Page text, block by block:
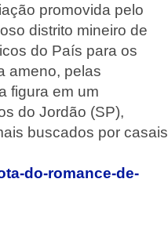
promovida pelo
distrito mineiro de
do País para os
ameno, pelas
figura em um
do Jordão (SP),
buscados por casais
do-romance-de-